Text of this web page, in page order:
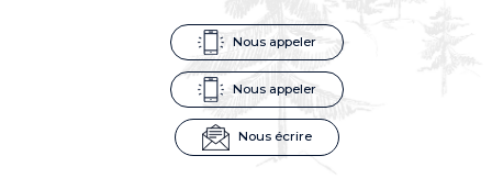
Nous appeler
Nous appeler
Nous écrire